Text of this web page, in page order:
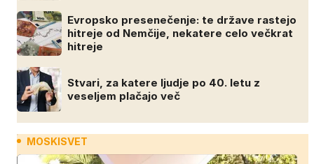
Evropsko presenečenje: te države rastejo
hitreje od Nemčije, nekatere celo večkrat
hitreje
Stvari, za katere ljudje po 40. letu z
veseljem plačajo več
MOSKISVET